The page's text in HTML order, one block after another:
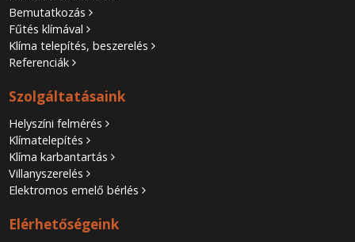
Bemutatkozás
Fűtés klímával
Klíma telepítés, beszerelés
Referenciák
Szolgáltatásaink
Helyszíni felmérés
Klímatelepítés
Klíma karbantartás
Villanyszerelés
Elektromos emelő bérlés
Elérhetőségeink